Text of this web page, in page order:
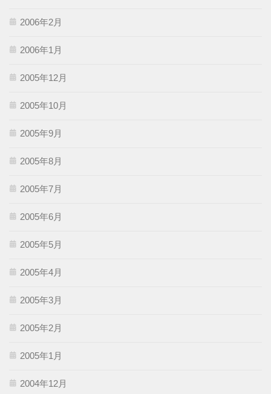
2006年2月
2006年1月
2005年12月
2005年10月
2005年9月
2005年8月
2005年7月
2005年6月
2005年5月
2005年4月
2005年3月
2005年2月
2005年1月
2004年12月